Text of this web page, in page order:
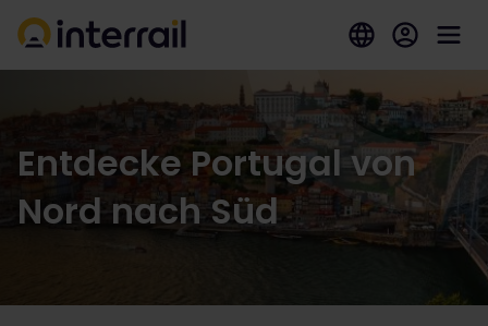
Entdecke Portugal von
Nord nach Süd